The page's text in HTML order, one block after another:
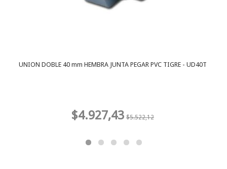
UNION DOBLE 40 mm HEMBRA JUNTA PEGAR PVC TIGRE - UD40T
$4.927,43 $5.522,12